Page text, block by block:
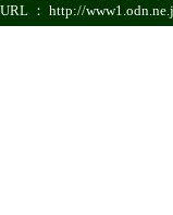
URL ： http://